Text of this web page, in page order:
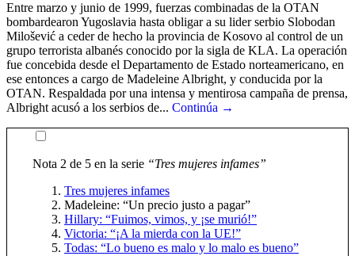
Entre marzo y junio de 1999, fuerzas combinadas de la OTAN
bombardearon Yugoslavia hasta obligar a su lider serbio Slobodan
Milošević a ceder de hecho la provincia de Kosovo al control de un
grupo terrorista albanés conocido por la sigla de KLA. La operación
fue concebida desde el Departamento de Estado norteamericano, en
ese entonces a cargo de Madeleine Albright, y conducida por la
OTAN. Respaldada por una intensa y mentirosa campaña de prensa,
Albright acusó a los serbios de... Continúa →
Nota 2 de 5 en la serie “Tres mujeres infames”
Tres mujeres infames
Madeleine: “Un precio justo a pagar”
Hillary: “Fuimos, vimos, y ¡se murió!”
Victoria: “¡A la mierda con la UE!”
Todas: “Lo bueno es malo y lo malo es bueno”